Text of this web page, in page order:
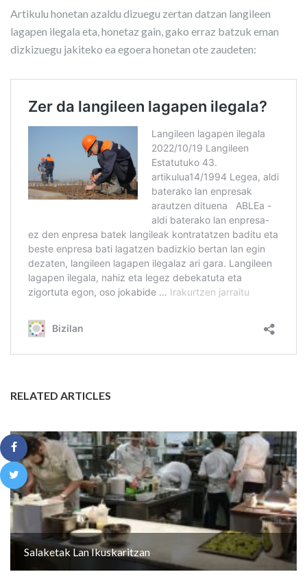
Artikulu honetan azaldu dizuegu zertan datzan langileen
lagapen ilegala eta, honetaz gain, gako erraz batzuk eman
dizkizuegu jakiteko ea egoera honetan ote zaudeten:
RELATED ARTICLES
Salaketak Lan Ikuskaritzan